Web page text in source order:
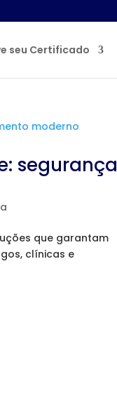
seu Certificado
segurança
que garantam
clínicas e